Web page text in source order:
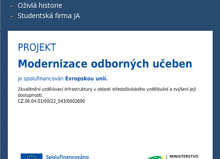
Oživlá historie
Studentská firma JA